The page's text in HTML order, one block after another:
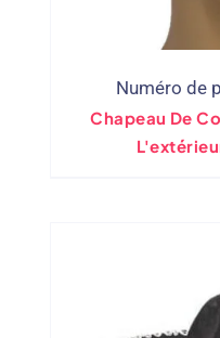
Numéro de
Chapeau De